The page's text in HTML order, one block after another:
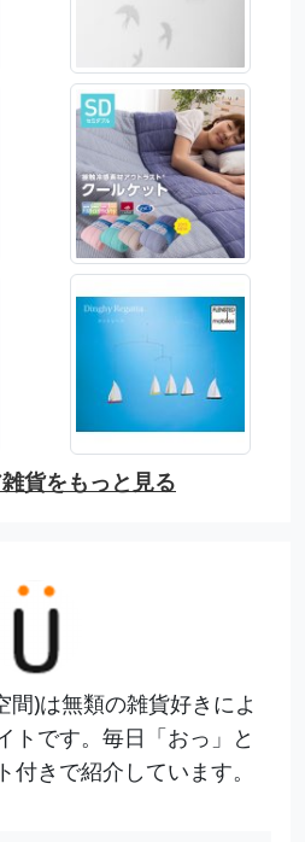
貨をもっと見る
)は無類の雑貨好きによ
トです。毎日「おっ」と
きで紹介しています。